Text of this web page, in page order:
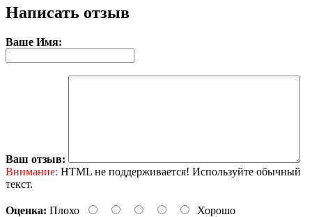
Написать отзыв
Ваше Имя:
Ваш отзыв:
Внимание: HTML не поддерживается! Используйте обычный
текст.
Оценка: Плохо Хорошо